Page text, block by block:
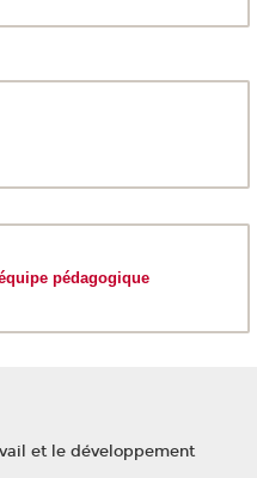
pédagogique
et le développement